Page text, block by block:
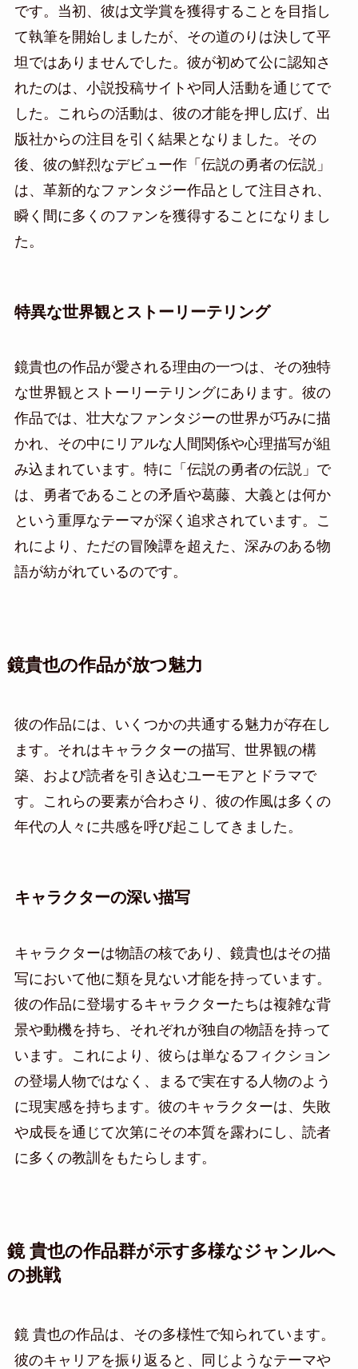
です。当初、彼は文学賞を獲得することを目指し
て執筆を開始しましたが、その道のりは決して平
坦ではありませんでした。彼が初めて公に認知さ
れたのは、小説投稿サイトや同人活動を通じてで
した。これらの活動は、彼の才能を押し広げ、出
版社からの注目を引く結果となりました。その
後、彼の鮮烈なデビュー作「伝説の勇者の伝説」
は、革新的なファンタジー作品として注目され、
瞬く間に多くのファンを獲得することになりまし
た。
特異な世界観とストーリーテリング
鏡貴也の作品が愛される理由の一つは、その独特
な世界観とストーリーテリングにあります。彼の
作品では、壮大なファンタジーの世界が巧みに描
かれ、その中にリアルな人間関係や心理描写が組
み込まれています。特に「伝説の勇者の伝説」で
は、勇者であることの矛盾や葛藤、大義とは何か
という重厚なテーマが深く追求されています。こ
れにより、ただの冒険譚を超えた、深みのある物
語が紡がれているのです。
鏡貴也の作品が放つ魅力
彼の作品には、いくつかの共通する魅力が存在し
ます。それはキャラクターの描写、世界観の構
築、および読者を引き込むユーモアとドラマで
す。これらの要素が合わさり、彼の作風は多くの
年代の人々に共感を呼び起こしてきました。
キャラクターの深い描写
キャラクターは物語の核であり、鏡貴也はその描
写において他に類を見ない才能を持っています。
彼の作品に登場するキャラクターたちは複雑な背
景や動機を持ち、それぞれが独自の物語を持って
います。これにより、彼らは単なるフィクション
の登場人物ではなく、まるで実在する人物のよう
に現実感を持ちます。彼のキャラクターは、失敗
や成長を通じて次第にその本質を露わにし、読者
に多くの教訓をもたらします。
鏡 貴也の作品群が示す多様なジャンルへ
の挑戦
鏡 貴也の作品は、その多様性で知られています。
彼のキャリアを振り返ると、同じようなテーマや